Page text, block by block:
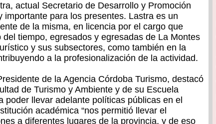
actual Secretario de Desarrollo y Promoción
importante para los presentes. Lastra es un
de la misma, en licencia por el cargo que
tiempo, egresados y egresadas de La Montes
y sus subsectores, como también en la
a la profesionalización de la actividad.
de la Agencia Córdoba Turismo, destacó
de Turismo y Ambiente y de su Escuela
poder llevar adelante políticas públicas en el
académica “nos permitió llevar el
a diferentes lugares de la provincia, y de eso